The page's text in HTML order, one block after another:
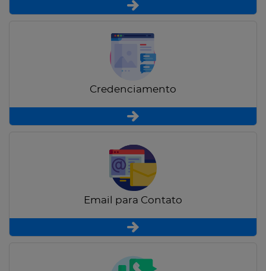
Credenciamento
Email para Contato